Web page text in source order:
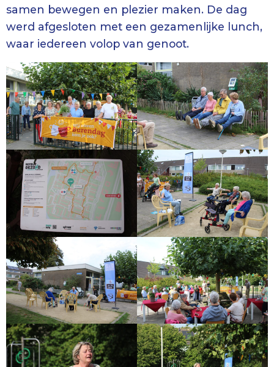
samen bewegen en plezier maken. De dag
werd afgesloten met een gezamenlijke lunch,
waar iedereen volop van genoot.